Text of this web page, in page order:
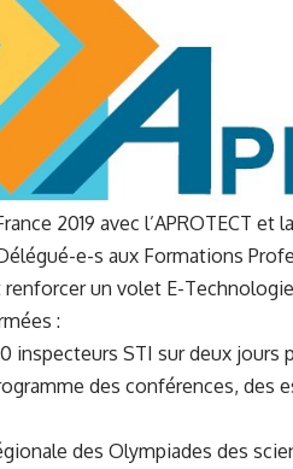
2019 avec l’APROTECT et
e-s aux Formations
un volet E-
:
inspecteurs STI sur deux jours
des conférences, des
des Olympiades des